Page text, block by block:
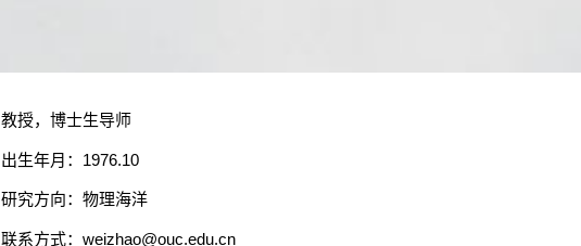
教授，博士生导师
出生年月： 1976.10
研究方向：物理海洋
联系方式： weizhao@ouc.edu.cn